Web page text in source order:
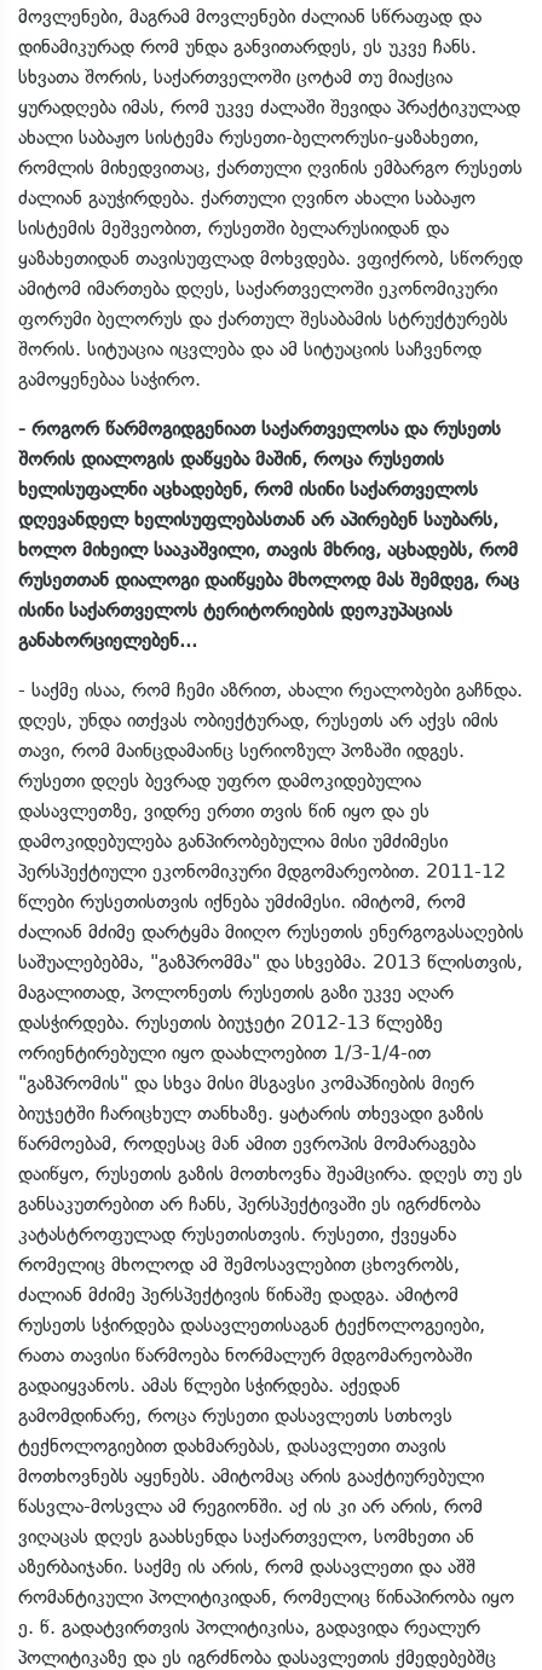
მოვლენები, მაგრამ მოვლენები ძალიან სწრაფად და
დინამიკურად რომ უნდა განვითარდეს, ეს უკვე ჩანს.
სხვათა შორის, საქართველოში ცოტამ თუ მიაქცია
ყურადღება იმას, რომ უკვე ძალაში შევიდა პრაქტიკულად
ახალი საბაჟო სისტემა რუსეთი-ბელორუსი-ყაზახეთი,
რომლის მიხედვითაც, ქართული ღვინის ემბარგო რუსეთს
ძალიან გაუჭირდება. ქართული ღვინო ახალი საბაჟო
სისტემის მეშვეობით, რუსეთში ბელარუსიიდან და
ყაზახეთიდან თავისუფლად მოხვდება. ვფიქრობ, სწორედ
ამიტომ იმართება დღეს, საქართველოში ეკონომიკური
ფორუმი ბელორუს და ქართულ შესაბამის სტრუქტურებს
შორის. სიტუაცია იცვლება და ამ სიტუაციის საჩვენოდ
გამოყენებაა საჭირო.
- როგორ წარმოგიდგენიათ საქართველოსა და რუსეთს
შორის დიალოგის დაწყება მაშინ, როცა რუსეთის
ხელისუფალნი აცხადებენ, რომ ისინი საქართველოს
დღევანდელ ხელისუფლებასთან არ აპირებენ საუბარს,
ხოლო მიხეილ სააკაშვილი, თავის მხრივ, აცხადებს, რომ
რუსეთთან დიალოგი დაიწყება მხოლოდ მას შემდეგ, რაც
ისინი საქართველოს ტერიტორიების დეოკუპაციას
განახორციელებენ...
- საქმე ისაა, რომ ჩემი აზრით, ახალი რეალობები გაჩნდა.
დღეს, უნდა ითქვას ობიექტურად, რუსეთს არ აქვს იმის
თავი, რომ მაინცდამაინც სერიოზულ პოზაში იდგეს.
რუსეთი დღეს ბევრად უფრო დამოკიდებულია
დასავლეთზე, ვიდრე ერთი თვის წინ იყო და ეს
დამოკიდებულება განპირობებულია მისი უმძიმესი
პერსპექტიული ეკონომიკური მდგომარეობით. 2011-12
წლები რუსეთისთვის იქნება უმძიმესი. იმიტომ, რომ
ძალიან მძიმე დარტყმა მიიღო რუსეთის ენერგოგასაღების
საშუალებებმა, "გაზპრომმა" და სხვებმა. 2013 წლისთვის,
მაგალითად, პოლონეთს რუსეთის გაზი უკვე აღარ
დასჭირდება. რუსეთის ბიუჯეტი 2012-13 წლებზე
ორიენტირებული იყო დაახლოებით 1/3-1/4-ით
"გაზპრომის" და სხვა მისი მსგავსი კომაპნიების მიერ
ბიუჯეტში ჩარიცხულ თანხაზე. ყატარის თხევადი გაზის
წარმოებამ, როდესაც მან ამით ევროპის მომარაგება
დაიწყო, რუსეთის გაზის მოთხოვნა შეამცირა. დღეს თუ ეს
განსაკუთრებით არ ჩანს, პერსპექტივაში ეს იგრძნობა
კატასტროფულად რუსეთისთვის. რუსეთი, ქვეყანა
რომელიც მხოლოდ ამ შემოსავლებით ცხოვრობს,
ძალიან მძიმე პერსპექტივის წინაშე დადგა. ამიტომ
რუსეთს სჭირდება დასავლეთისაგან ტექნოლოგეიები,
რათა თავისი წარმოება ნორმალურ მდგომარეობაში
გადაიყვანოს. ამას წლები სჭირდება. აქედან
გამომდინარე, როცა რუსეთი დასავლეთს სთხოვს
ტექნოლოგიებით დახმარებას, დასავლეთი თავის
მოთხოვნებს აყენებს. ამიტომაც არის გააქტიურებული
წასვლა-მოსვლა ამ რეგიონში. აქ ის კი არ არის, რომ
ვიღაცას დღეს გაახსენდა საქართველო, სომხეთი ან
აზერბაიჯანი. საქმე ის არის, რომ დასავლეთი და აშშ
რომანტიკული პოლიტიკიდან, რომელიც წინაპირობა იყო
ე. წ. გადატვირთვის პოლიტიკისა, გადავიდა რეალურ
პოლიტიკაზე და ეს იგრძნობა დასავლეთის ქმედებებშც